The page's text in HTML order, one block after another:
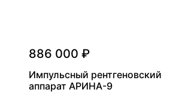
886 000 ₽
Импульсный рентгеновский
аппарат АРИНА-9